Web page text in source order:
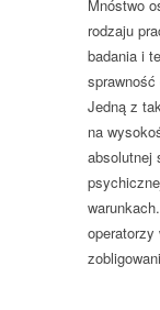
Mnóstwo
rodzaju
badania i
Jedną z
na
absolutnej
operatorzy